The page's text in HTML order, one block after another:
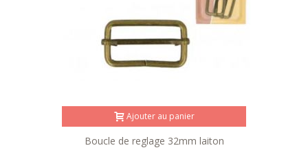
Ajouter au panier
Boucle de reglage 32mm laiton